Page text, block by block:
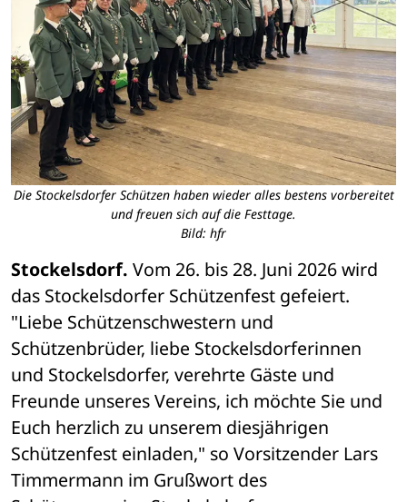
Die Stockelsdorfer Schützen haben wieder alles bestens vorbereitet
und freuen sich auf die Festtage.
Bild: hfr
Stockelsdorf. Vom 26. bis 28. Juni 2026 wird
das Stockelsdorfer Schützenfest gefeiert.
"Liebe Schützenschwestern und
Schützenbrüder, liebe Stockelsdorferinnen
und Stockelsdorfer, verehrte Gäste und
Freunde unseres Vereins, ich möchte Sie und
Euch herzlich zu unserem diesjährigen
Schützenfest einladen," so Vorsitzender Lars
Timmermann im Grußwort des